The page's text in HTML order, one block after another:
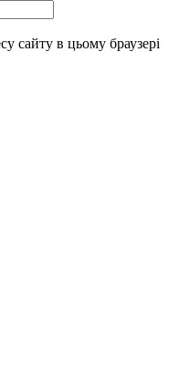
сайту в цьому браузері